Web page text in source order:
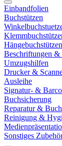
Einbandfolien
Buchstützen
Hängebuchstützen
Beschriftungen &
Umzugshilfen
Drucker &
Ausleihe
Signatur- &
Buchsicherung
Reparatur &
Reinigung &
Sonstiges